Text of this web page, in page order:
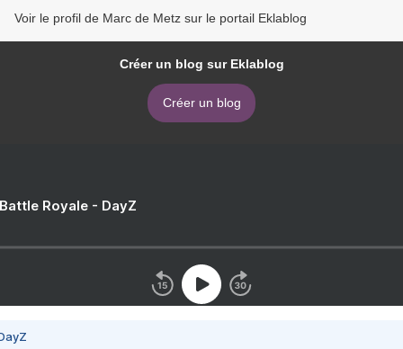
Voir le profil de Marc de Metz sur le portail Eklablog
Créer un blog sur Eklablog
Créer un blog
Royale - DayZ